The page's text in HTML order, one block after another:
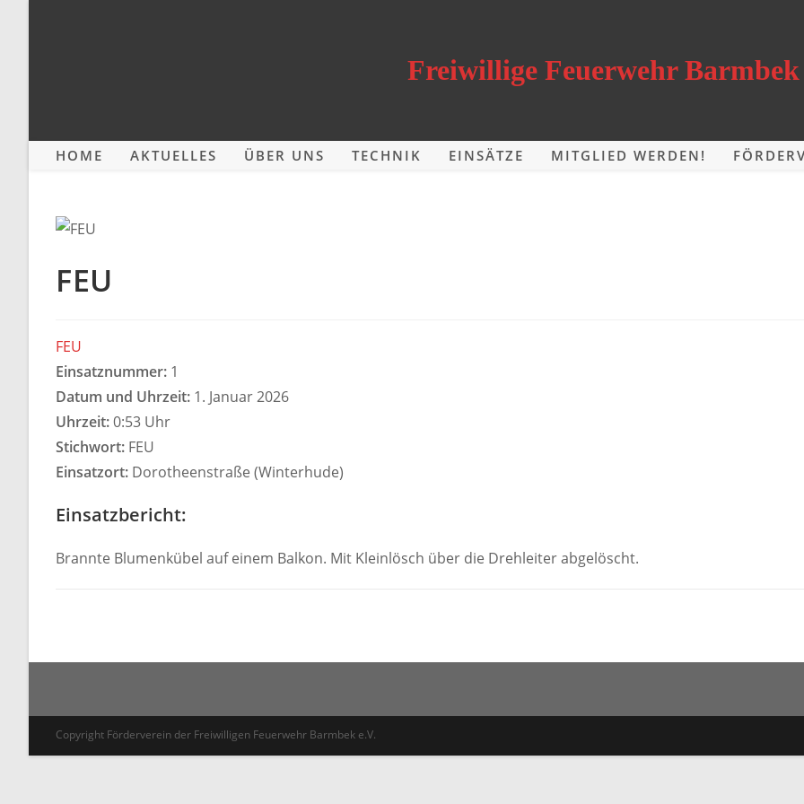
Freiwillige Feuerwehr Barmbek
HOME AKTUELLES ÜBER UNS TECHNIK EINSÄTZE MITGLIED WERDEN!
FEU
FEU
Einsatznummer: 1
Datum und Uhrzeit: 1. Januar 2026
Uhrzeit:0:53 Uhr
Stichwort: FEU
Einsatzort: Dorotheenstraße (Winterhude)
Einsatzbericht:
Brannte Blumenkübel auf einem Balkon. Mit Kleinlösch über die Drehleiter abgelöscht.
Copyright Förderverein der Freiwilligen Feuerwehr Barmbek e.V.